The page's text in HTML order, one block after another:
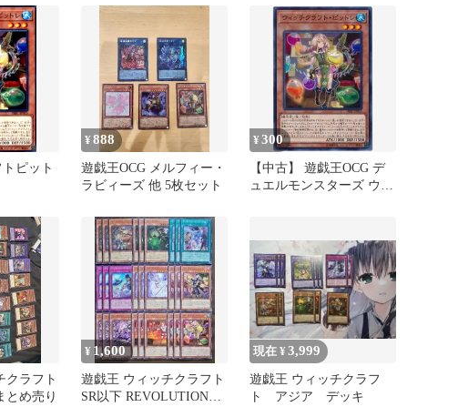
とめ売り
ピット
¥888
遊戯王OCG メルフィー・
ラビィーズ 他 5枚セット
¥300
【中古】 遊戯王OCG デ
ュエルモンスターズ ウィ
クラフト
とめ売り
¥ 1,600
遊戯王 ウィッチクラフト
SR以下 REVOLUTION
現在 ¥3,999
遊戯王 ウィッチクラフ
ト アジア デッキ